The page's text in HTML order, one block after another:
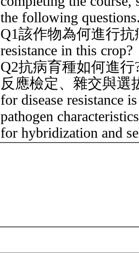
the following
Q1該作物為何進行抗
resistance in this crop?
Q2抗病育種如何進
反應檢定、雜交與選
for disease resistance
pathogen
for hybridization and